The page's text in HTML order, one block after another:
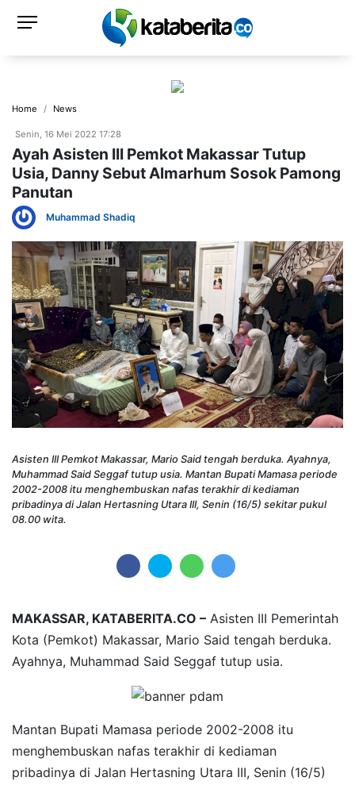
Home News
Senin, 16 Mei 2022 17:28
Ayah Asisten III Pemkot Makassar Tutup
Usia, Danny Sebut Almarhum Sosok Pamong
Panutan
Muhammad Shadiq
Asisten III Pemkot Makassar, Mario Said tengah berduka. Ayahnya,
Muhammad Said Seggaf tutup usia. Mantan Bupati Mamasa periode
2002-2008 itu menghembuskan nafas terakhir di kediaman
pribadinya di Jalan Hertasning Utara III, Senin (16/5) sekitar pukul
08.00 wita.
MAKASSAR, KATABERITA.CO – Asisten III Pemerintah
Kota (Pemkot) Makassar, Mario Said tengah berduka.
Ayahnya, Muhammad Said Seggaf tutup usia.
Mantan Bupati Mamasa periode 2002-2008 itu
menghembuskan nafas terakhir di kediaman
pribadinya di Jalan Hertasning Utara III, Senin (16/5)